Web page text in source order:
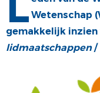
ALV
PRIJZEN EN
VACATUREBANK
PERSCONTACT
MEDISCHE
Wetenschap
gemakkelijk inzien
lidmaatschappen/